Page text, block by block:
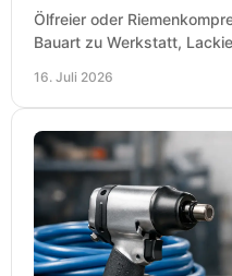
Ölfreier oder
Bauart zu Werkstatt,
16. Juli 2026